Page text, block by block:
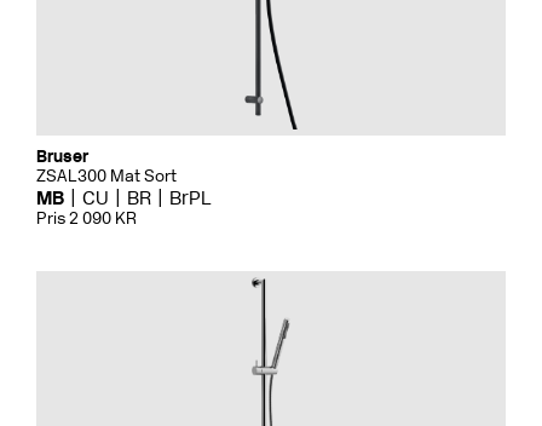
Bruser
ZSAL300 Mat Sort
MB CU BR BrPL
Pris 2 090 KR